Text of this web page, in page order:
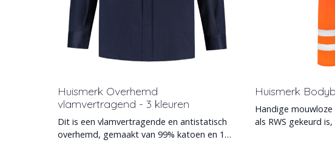
Huismerk Overhemd
vlamvertragend - 3 kleuren
Dit is een vlamvertragende en antistatisch
overhemd, gemaakt van 99% katoen en 1%
Huismerk
Handige mouwloze
als RWS gekeurd